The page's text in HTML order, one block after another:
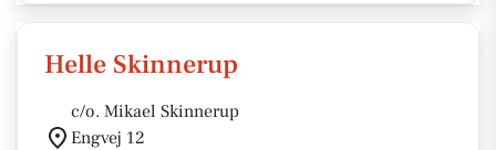
Helle Skinnerup
c/o. Mikael Skinnerup
Engvej 12